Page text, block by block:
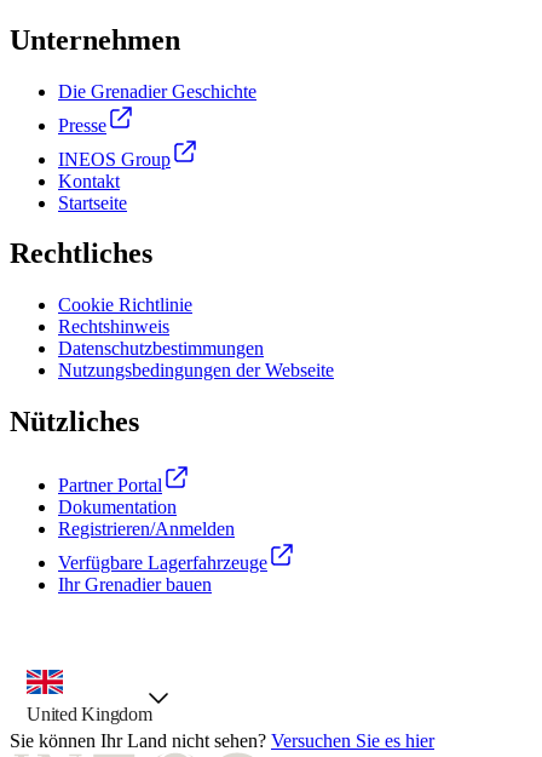
Unternehmen
Die Grenadier Geschichte
Presse
INEOS Group
Kontakt
Startseite
Rechtliches
Cookie Richtlinie
Rechtshinweis
Datenschutzbestimmungen
Nutzungsbedingungen der Webseite
Nützliches
Partner Portal
Dokumentation
Registrieren/Anmelden
Verfügbare Lagerfahrzeuge
Ihr Grenadier bauen
Landesauswahl, vorausgewählte Option
United Kingdom
Sie können Ihr Land nicht sehen? Versuchen Sie es hier